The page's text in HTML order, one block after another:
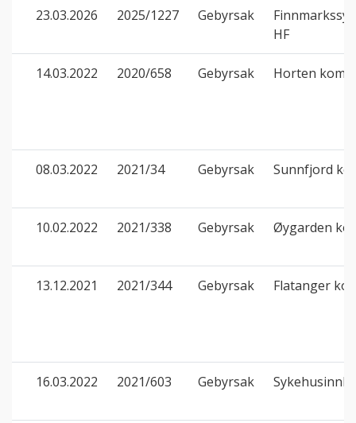
23.03.2026 2025/1227 Gebyrsak
HF
14.03.2022 2020/658 Gebyrsak Horten
08.03.2022 2021/34 Gebyrsak Sunnfjord
10.02.2022 2021/338 Gebyrsak Øygarden
13.12.2021 2021/344 Gebyrsak Flatanger
16.03.2022 2021/603 Gebyrsak